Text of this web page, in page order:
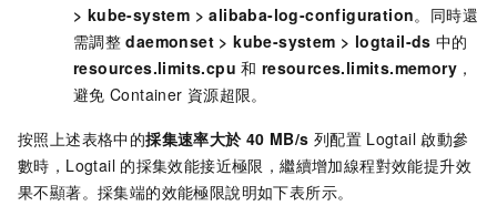
> kube-system >alibaba-log-configuration。同時還
需調整 daemonset >kube-system > logtail-ds 中的
resources.limits.cpu 和 resources.limits.memory，
避免 Container 資源超限。
按照上述表格中的採集速率大於 40 MB/s 列配置 Logtail 啟動參
數時，Logtail 的採集效能接近極限，繼續增加線程對效能提升效
果不顯著。採集端的效能極限說明如下表所示。